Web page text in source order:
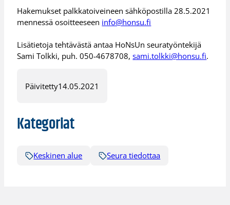
Hakemukset palkkatoiveineen sähköpostilla 28.5.2021
mennessä osoitteeseen info@honsu.fi
Lisätietoja tehtävästä antaa HoNsUn seuratyöntekijä
Sami Tolkki, puh. 050-4678708,sami.tolkki@honsu.fi.
Päivitetty14.05.2021
Kategoriat
Keskinen alue Seura tiedottaa